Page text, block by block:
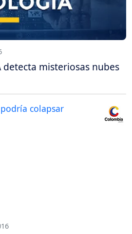
detecta misteriosas nubes